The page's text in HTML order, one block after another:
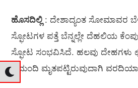
ಹೊಸದಿಲ್ಲಿ : ದೇಶಾದ್ಯಂತ ಸೋಮಾವರ
ಸ್ಫೋಟಗಳ ಪತ್ತೆ ಬೆನ್ನಲ್ಲೇ ದೆಹಲಿಯ
ಸ್ಫೋಟ ಸಂಭವಿಸಿದೆ. ಹಲವು ದೇಹಗಳು
9 ಮಂದಿ ಮೃತಪಟ್ಟಿರುವುದಾಗಿ